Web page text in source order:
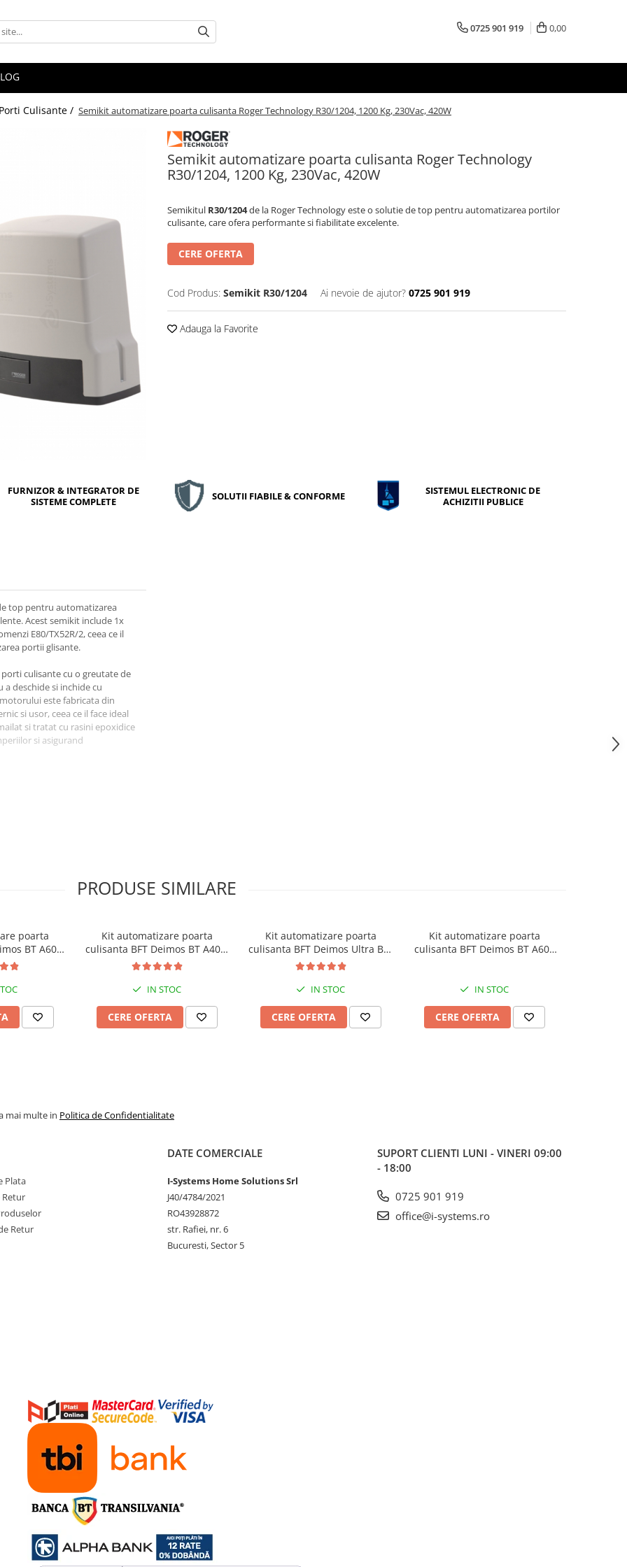
0725 901 919 0,00
Culisante / Semikit automatizare poarta culisanta Roger Technology R30/1204, 1200 Kg, 230Vac, 420W
Semikit automatizare poarta culisanta Roger Technology
R30/1204, 1200 Kg, 230Vac, 420W
Semikitul R30/1204de la Roger Technology este o solutie de top pentru automatizarea portilor
culisante, care ofera performante si fiabilitate excelente.
CERE OFERTA
Cod Produs: Semikit R30/1204 Ai nevoie de ajutor? 0725 901 919
Adauga la Favorite
FURNIZOR & INTEGRATOR DE
SISTEME COMPLETE
SOLUTII FIABILE & CONFORME
SISTEMUL ELECTRONIC DE
ACHIZITII PUBLICE
top pentru automatizarea
Acest semikit include 1x
E80/TX52R/2, ceea ce il
portii glisante.
culisante cu o greutate de
deschide si inchide cu
este fabricata din
si usor, ceea ce il face ideal
si tratat cu rasini epoxidice
si asigurand
iti permite sa accesezi
si inchiderea portii
care sunt compacte si usor
putere suficienta pentru a
fabricata din aluminiu turnat
ce il face ideal pentru
si tratat cu rasini epoxidice
si asigurand o
sunt compacte si usor de
PRODUSE SIMILARE
poarta
BT A600,
24V
Kit automatizare poarta
culisanta BFT Deimos BT A400,
400Kg, 4m cremaliera, 24V
IN STOC
CERE OFERTA
Kit automatizare poarta
culisanta BFT Deimos Ultra BT-
B400, 400Kg/poarta, 24V
IN STOC
CERE OFERTA
Kit automatizare poarta
culisanta BFT Deimos BT A600
IN STOC
CERE OFERTA
mai multe in Politica de Confidentialitate
Plata
Retur
Retur
DATE COMERCIALE
I-Systems Home Solutions Srl
J40/4784/2021
RO43928872
str. Rafiei, nr. 6
Bucuresti, Sector 5
SUPORT CLIENTI LUNI - VINERI 09:00
- 18:00
0725 901 919
office@i-systems.ro